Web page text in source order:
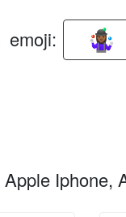
emoji:
Iphone,